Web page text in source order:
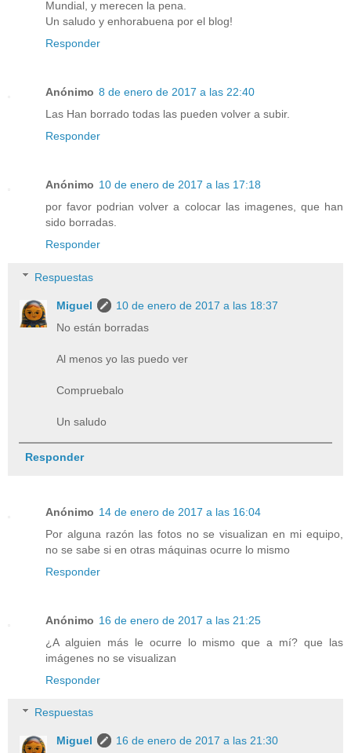
Mundial, y merecen la pena.
Un saludo y enhorabuena por el blog!
Responder
Anónimo 8 de enero de 2017 a las 22:40
Las Han borrado todas las pueden volver a subir.
Responder
Anónimo 10 de enero de 2017 a las 17:18
por favor podrian volver a colocar las imagenes, que han
sido borradas.
Responder
Respuestas
Miguel
10 de enero de 2017 a las 18:37
No están borradas
Al menos yo las puedo ver
Compruebalo
Un saludo
Responder
Anónimo 14 de enero de 2017 a las 16:04
Por alguna razón las fotos no se visualizan en mi equipo,
no se sabe si en otras máquinas ocurre lo mismo
Responder
Anónimo 16 de enero de 2017 a las 21:25
¿A alguien más le ocurre lo mismo que a mí? que las
imágenes no se visualizan
Responder
Respuestas
Miguel
16 de enero de 2017 a las 21:30